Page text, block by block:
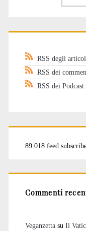
RSS degli
RSS dei
RSS dei Podcast
89.018 feed
Commenti
Veganzettasu Il